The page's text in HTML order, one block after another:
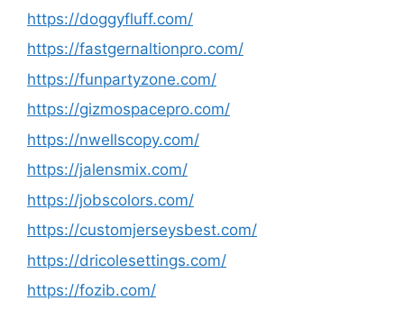
https://doggyfluff.com/
https://fastgernaltionpro.com/
https://funpartyzone.com/
https://gizmospacepro.com/
https://nwellscopy.com/
https://jalensmix.com/
https://jobscolors.com/
https://customjerseysbest.com/
https://dricolesettings.com/
https://fozib.com/